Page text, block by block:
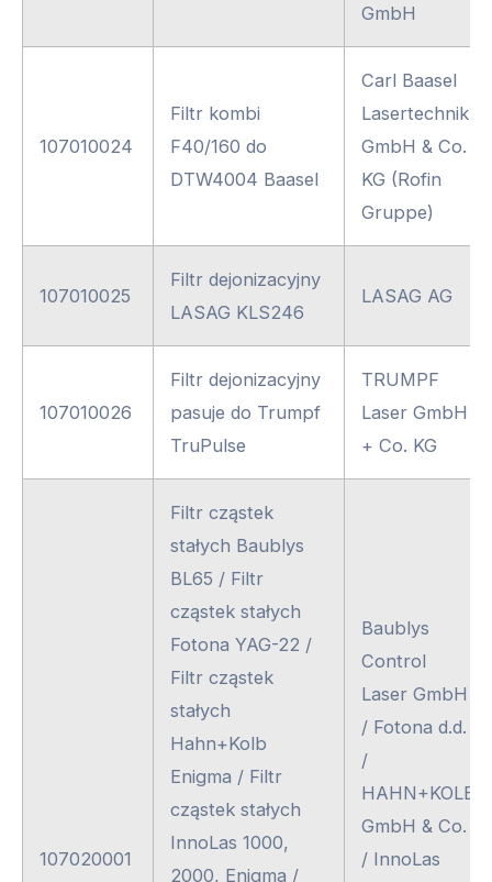
GmbH
107010024
Filtr kombi
F40/160 do
DTW4004 Baasel
Carl Baasel
Lasertechnik
GmbH & Co.
KG (Rofin
Gruppe)
107010025
Filtr dejonizacyjny
LASAG KLS246
LASAG AG
107010026
Filtr dejonizacyjny
pasuje do Trumpf
TruPulse
TRUMPF
Laser GmbH
+ Co. KG
107020001
Filtr cząstek
stałych Baublys
BL65 / Filtr
cząstek stałych
Fotona YAG-22 /
Filtr cząstek
stałych
Hahn+Kolb
Enigma / Filtr
cząstek stałych
InnoLas 1000,
2000, Enigma /
Baublys
Control
Laser GmbH
/ Fotona d.d.
/
HAHN+KOLB
GmbH & Co.
/ InnoLas